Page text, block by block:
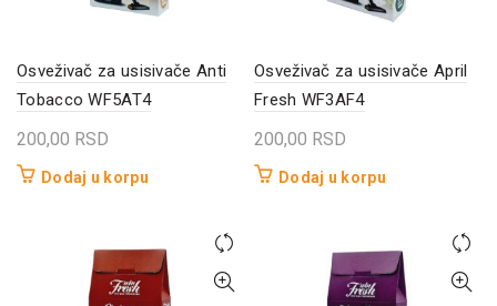
Osveživač za usisivače Anti
Tobacco WF5AT4
200,00 RSD
Dodaj u korpu
Osveživač za usisivače April
Fresh WF3AF4
200,00 RSD
Dodaj u korpu